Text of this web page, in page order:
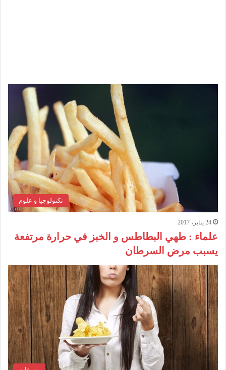
تكنولوجيا و علوم
24 يناير، 2017
علماء : طهي البطاطس و الخبز في حرارة مرتفعة
يسبب مرض السرطان